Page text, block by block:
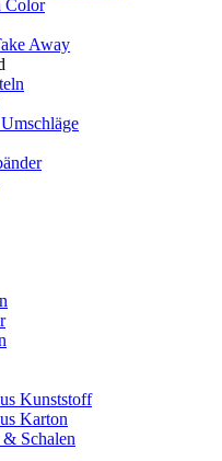
Color
Away
Kunststoff
Karton
Schalen